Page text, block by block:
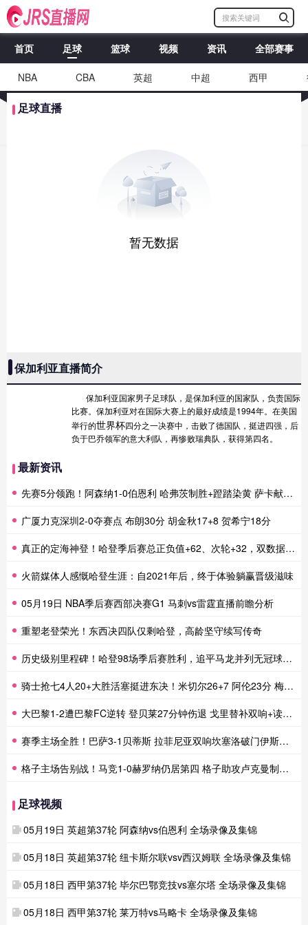
首页 足球 篮球 视频 资讯 全部赛事
NBA CBA 英超 中超 西甲
足球直播
暂无数据
保加利亚直播简介
保加利亚国家男子足球队，是保加利亚的国家队，负责国际
比赛。保加利亚对在国际大赛上的最好成绩是1994年。在美国
举行的世界杯四分之一决赛中，击败了德国队，挺进四强，后
负于巴乔领军的意大利队，再惨败瑞典队，获得第四名。
最新资讯
先赛5分领跑！阿森纳1-0伯恩利 哈弗茨制胜+蹬踏染黄 萨卡献助攻
广厦力克深圳2-0夺赛点 布朗30分 胡金秋17+8 贺希宁18分
真正的定海神登！哈登季后赛总正负值+62、次轮+32，双数据领跑骑士全队
火箭媒体人感慨哈登生涯：自2021年后，终于体验躺赢晋级滋味
05月19日 NBA季后赛西部决赛G1 马刺vs雷霆直播前瞻分析
重塑老登荣光！东西决四队仅剩哈登，高龄坚守续写传奇
历史级别里程碑！哈登98场季后赛胜利，追平马龙并列无冠球员历史第一
骑士抢七4人20+大胜活塞挺进东决！米切尔26+7 阿伦23分 梅里尔23分 詹金斯17分
大巴黎1-2遭巴黎FC逆转 登贝莱27分钟伤退 戈里替补双响+读秒绝杀
赛季主场全胜！巴萨3-1贝蒂斯 拉菲尼亚双响坎塞洛破门伊斯科点射
格子主场告别战！马竞1-0赫罗纳仍居第四 格子助攻卢克曼制胜球
足球视频
05月19日 英超第37轮 阿森纳vs伯恩利 全场录像及集锦
05月18日 英超第37轮 纽卡斯尔联vsv西汉姆联 全场录像及集锦
05月18日 西甲第37轮 毕尔巴鄂竞技vs塞尔塔 全场录像及集锦
05月18日 西甲第37轮 莱万特vs马略卡 全场录像及集锦